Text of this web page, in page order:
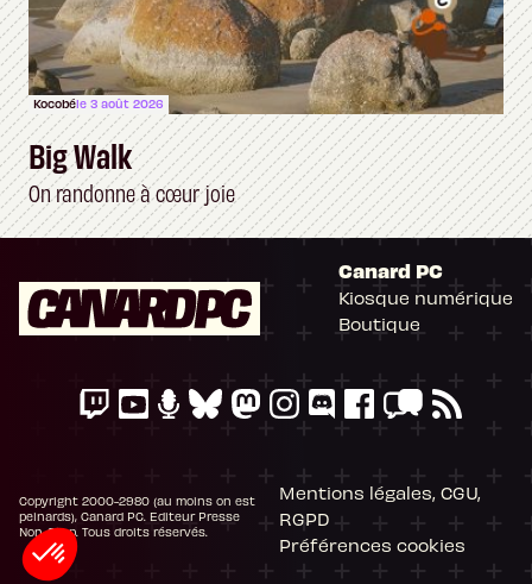
Kocobéle 3 août 2026
Big Walk
On randonne à cœur joie
Canard PC
Kiosque numérique
Boutique
Copyright 2000-2980 (au moins on est
peinards), Canard PC. Editeur Presse
Non-Stop. Tous droits réservés.
Mentions légales, CGU,
RGPD
Préférences cookies